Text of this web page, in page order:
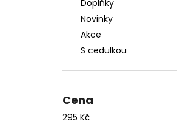
Doplňky
Novinky
Akce
S cedulkou
Cena
295 Kč